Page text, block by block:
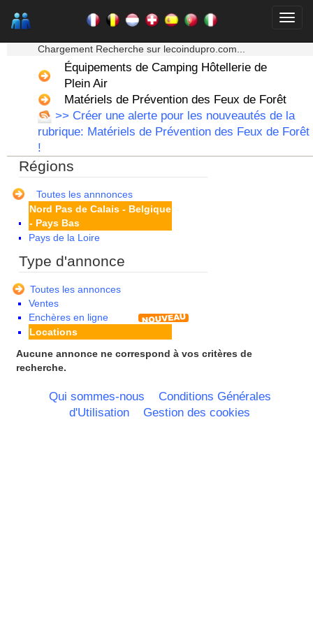
Chargement Recherche sur lecoindupro.com...
Équipements de Camping Hôtellerie de
Plein Air
Matériels de Prévention des Feux de Forêt
>> Créer une alerte pour les nouveautés de la
rubrique: Matériels de Prévention des Feux de Forêt
!
Régions
Toutes les annnonces
Franche Comte - Suisse
Guadeloupe
Guyane
Haute Normandie
Ile de France
La Réunion
Languedoc Roussillon
Limousin
Lorraine
Martinique
Mayotte
Midi Pyrenees - Espagne -
Portugal
Nord Pas de Calais - Belgique
- Pays Bas
Pays de la Loire
Poitou Charentes
Provence Alpes Cote d'Azur -
Italie
Rhone Alpes
Type d'annonce
Toutes les annonces
Ventes
Enchères en ligne
Locations
Aucune annonce ne correspond à vos critères de
recherche.
Qui sommes-nous
Conditions Générales
d'Utilisation
Gestion des cookies